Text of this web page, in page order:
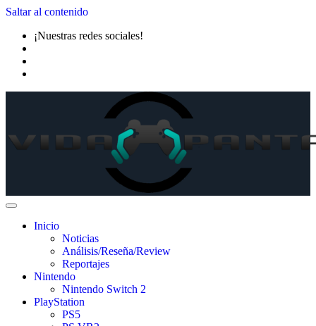
Saltar al contenido
¡Nuestras redes sociales!
Inicio
Noticias
Análisis/Reseña/Review
Reportajes
Nintendo
Nintendo Switch 2
PlayStation
PS5